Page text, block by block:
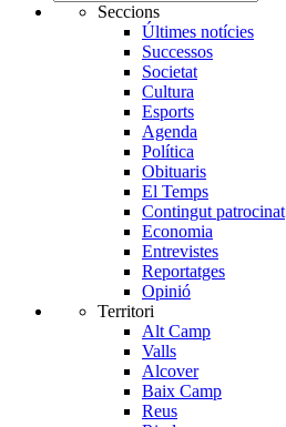
Seccions
Últimes notícies
Successos
Societat
Cultura
Esports
Agenda
Política
Obituaris
El Temps
Contingut patrocinat
Economia
Entrevistes
Reportatges
Opinió
Territori
Alt Camp
Valls
Alcover
Baix Camp
Reus